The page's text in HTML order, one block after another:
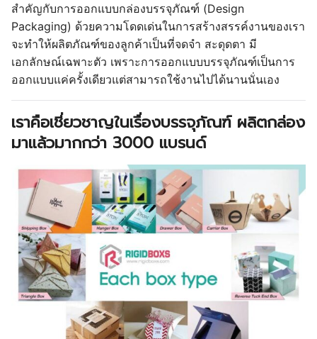
สำคัญกับการออกแบบกล่องบรรจุภัณฑ์ (Design
Packaging) ด้วยความโดดเด่นในการสร้างสรรค์งานของเรา
จะทำให้ผลิตภัณฑ์ของลูกค้าเป็นที่จดจำ สะดุดตา มี
เอกลักษณ์เฉพาะตัว เพราะการออกแบบบรรจุภัณฑ์เป็นการ
ออกแบบแค่ครั้งเดียวแต่สามารถใช้งานไปได้นานนั่นเอง
เราคือเชี่ยวชาญในเรื่องบรรจุภัณฑ์ ผลิตกล่อง
มาแล้วมากกว่า 3000 แบรนด์